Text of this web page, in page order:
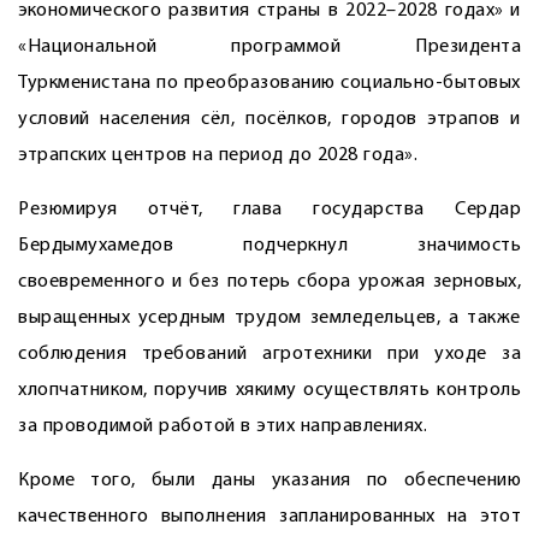
экономического развития страны в 2022–2028 годах» и
«Национальной программой Президента
Туркменистана по преобразованию социально-бытовых
условий населения сёл, посёлков, городов этрапов и
этрапских центров на период до 2028 года».
Резюмируя отчёт, глава государства Сердар
Бердымухамедов подчеркнул значимость
своевременного и без потерь сбора урожая зерновых,
выращенных усердным трудом земледельцев, а также
соблюдения требований агротехники при уходе за
хлопчатником, поручив хякиму осуществлять контроль
за проводимой работой в этих направлениях.
Кроме того, были даны указания по обеспечению
качественного выполнения запланированных на этот